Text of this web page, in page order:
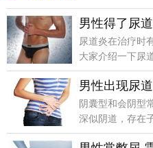
男性得了尿
尿道炎在治疗时
大家介绍一下尿
男性出现尿
阴囊型和会阴型
深似阴道，存在
两性畸形表现